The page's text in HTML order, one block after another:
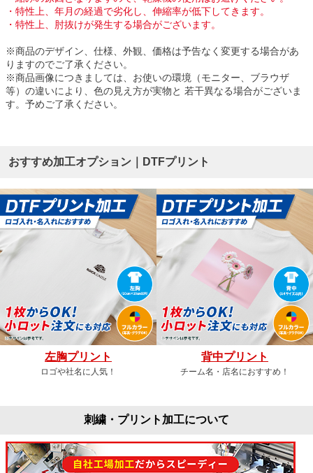
・特性上、年月の経過で劣化し、伸縮率が低下してきます。
・特性上、肘抜けが発生する場合がございます。
※商品のデザイン、仕様、外観、価格は予告なく変更する場合があ
りますのでご了承ください。
※商品画像につきましては、お使いの環境（モニター、ブラウザ
等）の違いにより、色の見え方が実物と 若干異なる場合がございま
す。予めご了承ください。
おすすめ加工オプション｜DTFプリント
左胸プリント
ロゴや社名に人気！
背中プリント
チーム名・店名におすすめ！
刺繍・プリント加工について